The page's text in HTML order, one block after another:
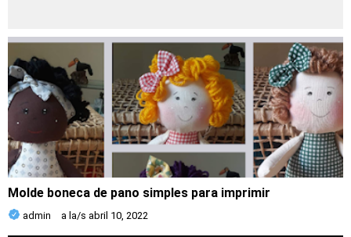
Molde boneca de pano simples para imprimir
admin a la/s abril 10, 2022